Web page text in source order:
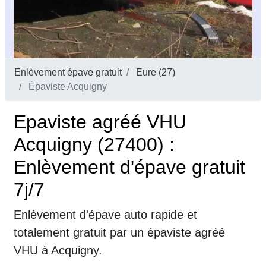
Enlèvement épave gratuit
Eure (27)
Épaviste Acquigny
Epaviste agréé VHU
Acquigny (27400) :
Enlèvement d'épave gratuit
7j/7
Enlèvement d'épave auto rapide et
totalement gratuit par un épaviste agréé
VHU à Acquigny.